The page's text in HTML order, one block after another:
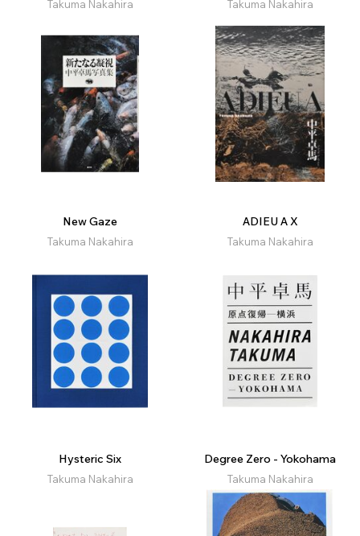
Takuma Nakahira Takuma Nakahira
New Gaze
Takuma Nakahira
ADIEU A X
Takuma Nakahira
Hysteric Six
Takuma Nakahira
Degree Zero - Yokohama
Takuma Nakahira